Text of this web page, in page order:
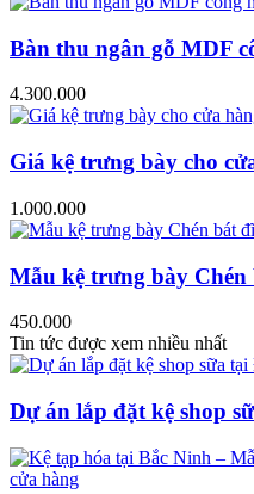
Bàn thu ngân gỗ MDF
4.300.000
Giá kệ trưng bày cho
1.000.000
Mẫu kệ trưng bày Chén
450.000
Tin tức được xem nhiều nhất
Dự án lắp đặt kệ shop